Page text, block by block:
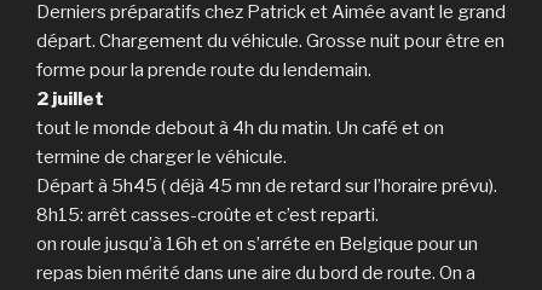
Derniers préparatifs chez Patrick et Aimée avant le grand
départ. Chargement du véhicule. Grosse nuit pour être en
forme pour la prende route du lendemain.
2 juillet
tout le monde debout à 4h du matin. Un café et on
termine de charger le véhicule.
Départ à 5h45 ( déjà 45 mn de retard sur l’horaire prévu).
8h15: arrêt casses-croûte et c’est reparti.
on roule jusqu’à 16h et on s’arréte en Belgique pour un
repas bien mérité dans une aire du bord de route. On a